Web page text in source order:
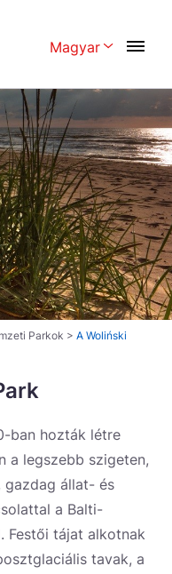
Magyar
Parkok > A Woliński
ban hozták létre
a legszebb szigeten,
gazdag állat- és
a Balti-
Festői tájat alkotnak
tavak, a